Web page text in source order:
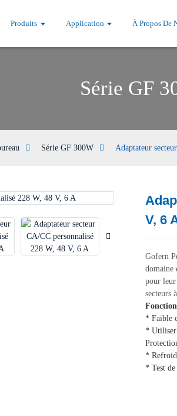
Produits Application À Propos De
Série GF
Série GF 300W Adaptateur
V, 6
Gofern
domaine
pour
secteurs
* Faible
* Utiliser
*
* Test